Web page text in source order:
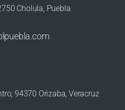
Cholula, Puebla
94370 Orizaba, Veracruz